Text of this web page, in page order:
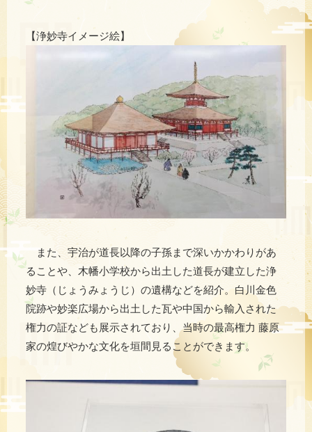
【浄妙寺​イメージ絵】
また、宇治が道長以降の子孫まで深いかかわりがあ
ることや、木幡小学校から出土した道長が建立した浄
妙寺（じょうみょうじ）の遺構などを紹介。白川金色
院跡や妙楽広場から出土した瓦や中国から輸入された
権力の証なども展示されており、当時の最高権力 藤原
家の煌びやかな文化を垣間見ることができます。